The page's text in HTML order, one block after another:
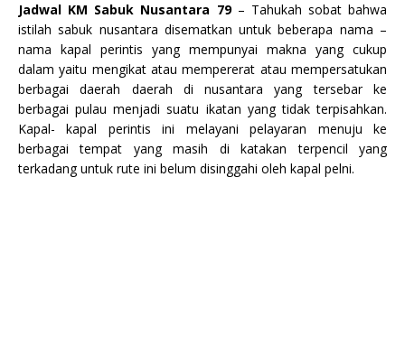
Jadwal KM Sabuk Nusantara 79– Tahukah sobat bahwa
istilah sabuk nusantara disematkan untuk beberapa nama –
nama kapal perintis yang mempunyai makna yang cukup
dalam yaitu mengikat atau mempererat atau mempersatukan
berbagai daerah daerah di nusantara yang tersebar ke
berbagai pulau menjadi suatu ikatan yang tidak terpisahkan.
Kapal- kapal perintis ini melayani pelayaran menuju ke
berbagai tempat yang masih di katakan terpencil yang
terkadang untuk rute ini belum disinggahi oleh kapal pelni.